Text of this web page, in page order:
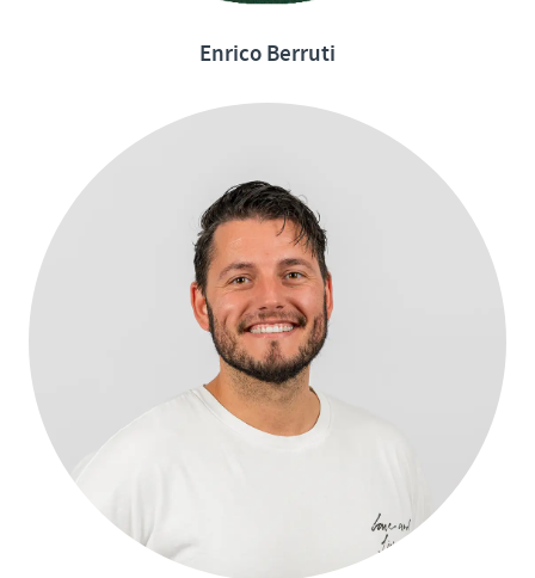
Enrico Berruti